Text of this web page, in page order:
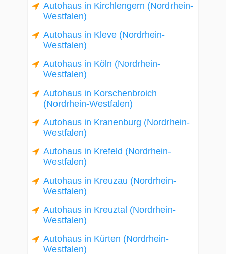
Autohaus in Kirchlengern (Nordrhein-
Westfalen)
Autohaus in Kleve (Nordrhein-
Westfalen)
Autohaus in Köln (Nordrhein-
Westfalen)
Autohaus in Korschenbroich
(Nordrhein-Westfalen)
Autohaus in Kranenburg (Nordrhein-
Westfalen)
Autohaus in Krefeld (Nordrhein-
Westfalen)
Autohaus in Kreuzau (Nordrhein-
Westfalen)
Autohaus in Kreuztal (Nordrhein-
Westfalen)
Autohaus in Kürten (Nordrhein-
Westfalen)